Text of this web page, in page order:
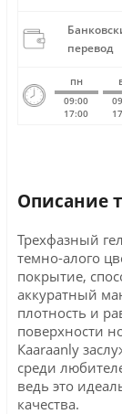
перевод
пн
09:00
17:00
Описание
Трехфазный
темно-алого
покрытие,
аккуратный
плотность и
поверхности
Кaaraanly
среди
ведь это
качества.